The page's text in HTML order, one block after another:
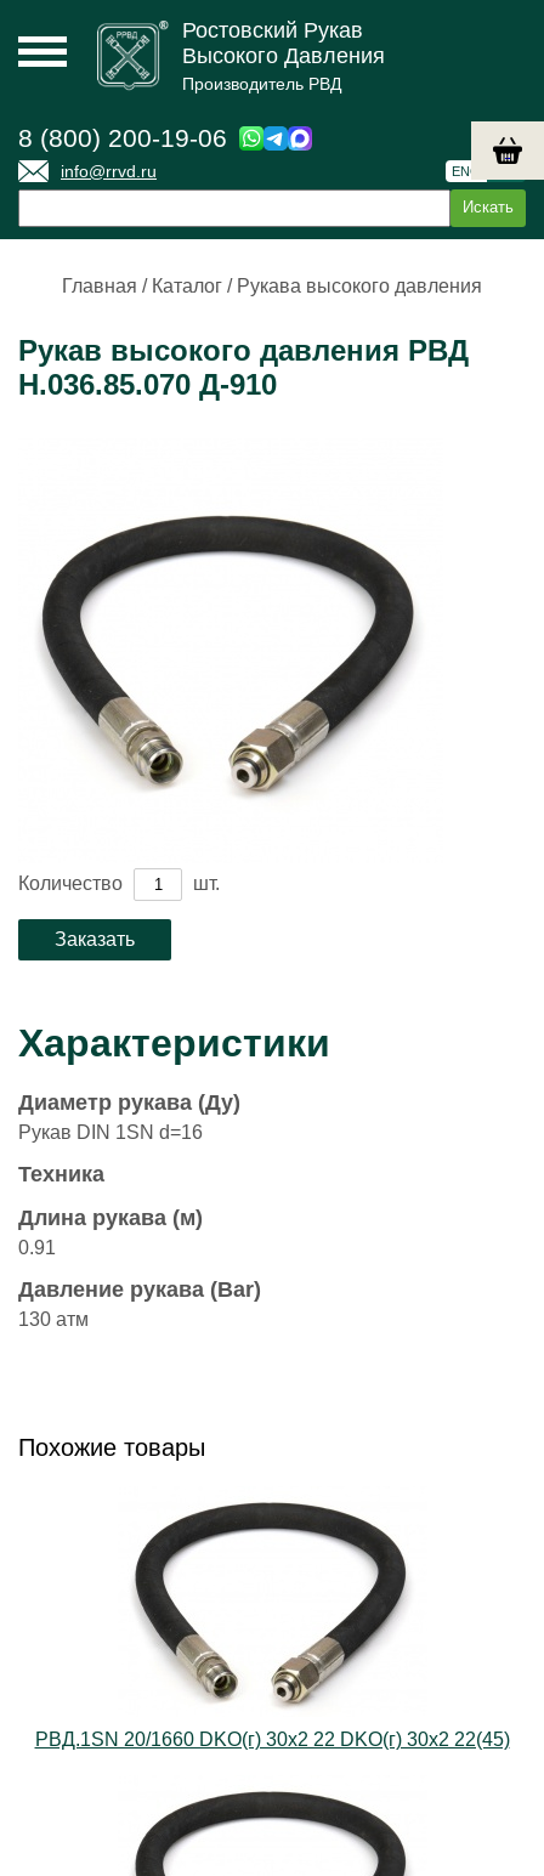
Ростовский Рукав
Высокого Давления
Производитель РВД
8 (800) 200-19-06
info@rrvd.ru ENG
Главная / Каталог / Рукава высокого давления
Рукав высокого давления РВД
Н.036.85.070 Д-910
Количество шт.
Характеристики
Диаметр рукава (Ду)
Рукав DIN 1SN d=16
Техника
Длина рукава (м)
0.91
Давление рукава (Bar)
130 атм
Похожие товары
РВД.1SN 20/1660 DKO(г) 30х2 22 DKO(г) 30х2 22(45)